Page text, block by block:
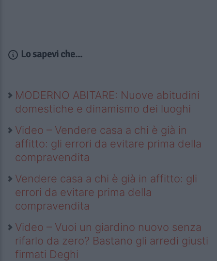
Lo sapevi che...
MODERNO ABITARE: Nuove abitudini
domestiche e dinamismo dei luoghi
Video – Vendere casa a chi è già in
affitto: gli errori da evitare prima della
compravendita
Vendere casa a chi è già in affitto: gli
errori da evitare prima della
compravendita
Video – Vuoi un giardino nuovo senza
rifarlo da zero? Bastano gli arredi giusti
firmati Deghi